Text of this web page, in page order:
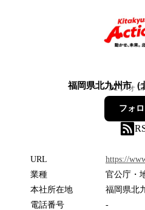
福岡県北九州市（
31フォ
フォ
URL
https://
業種
官公庁・
本社所在地
福岡県北
電話番号
-